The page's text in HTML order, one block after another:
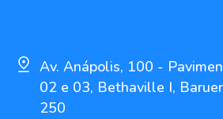
Av. Anápolis, 100 -
02 e 03, Bethaville I,
250